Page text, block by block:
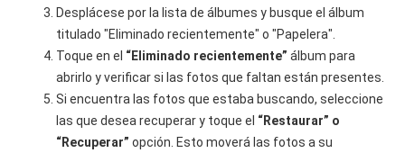
Desplácese por la lista de álbumes y busque el álbum
titulado "Eliminado recientemente" o "Papelera".
Toque en el “Eliminado recientemente” álbum para
abrirlo y verificar si las fotos que faltan están presentes.
Si encuentra las fotos que estaba buscando, seleccione
las que desea recuperar y toque el “Restaurar” o
“Recuperar” opción. Esto moverá las fotos a su